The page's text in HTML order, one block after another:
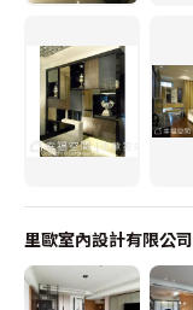
里歐室內設計有限公司